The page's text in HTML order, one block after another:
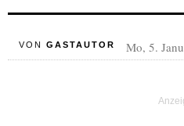
VON GASTAUTOR Mo, 5.